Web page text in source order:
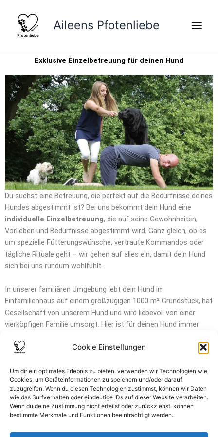
Cookie Einstellungen
Um dir ein optimales Erlebnis zu bieten, verwenden wir Technologien wie
Cookies, um Geräteinformationen zu speichern und/oder darauf
zuzugreifen. Wenn du diesen Technologien zustimmst, können wir Daten
wie das Surfverhalten oder eindeutige IDs auf dieser Website verarbeiten.
Wenn du deine Zustimmung nicht erteilst oder zurückziehst, können
bestimmte Merkmale und Funktionen beeinträchtigt werden.
Inhalt
springen
Aileens Pfotenliebe
Exklusive Einzelbetreuung für deinen Hund
Du suchst eine Betreuung, die perfekt auf die Bedürfnisse deines
Hundes abgestimmt ist? Bei uns bekommt dein Hund eine
individuelle Einzelbetreuung, die auf seine Gewohnheiten,
Vorlieben und Bedürfnisse abgestimmt wird. Ganz gleich, ob es
um spezielle Fütterungswünsche, vertraute Kommandos oder
tägliche Rituale geht – wir gehen auf alles ein, damit dein Hund
sich bei uns rundum wohlfühlt.
In unserer familiären Umgebung lebt dein Hund im
Einfamilienhaus auf einem großzügigen 1000 m² Grundstück, hat
Gesellschaft von unserem Hund und wird liebevoll von einer
vierköpfigen Familie umsorgt. Hier ist für deinen Hund immer
Voraussetzungen , um sicherzustellen, dass unsere Betreuung
zu deinem Hund passt.
WhatsApp Nachricht an Aileen